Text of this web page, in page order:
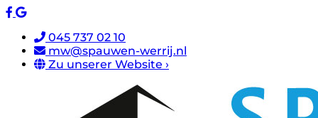
045 737 02 10
mw@spauwen-werrij.nl
Zu unserer Website ›